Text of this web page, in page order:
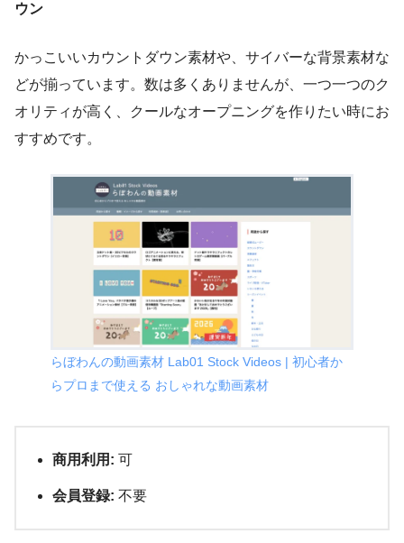
ウン
かっこいいカウントダウン素材や、サイバーな背景素材な
どが揃っています。数は多くありませんが、一つ一つのク
オリティが高く、クールなオープニングを作りたい時にお
すすめです。
らぼわんの動画素材 Lab01 Stock Videos | 初心者か
らプロまで使える おしゃれな動画素材
商用利用: 可
会員登録: 不要